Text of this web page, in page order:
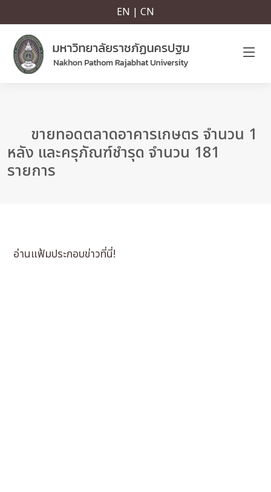
EN | CN
ขายทอดตลาดอาคารเกษตร จํานวน 1
หลัง และครุภัณฑ์ชํารุด จํานวน 181
รายการ
อ่านแฟ้มประกอบข่าวที่นี่!